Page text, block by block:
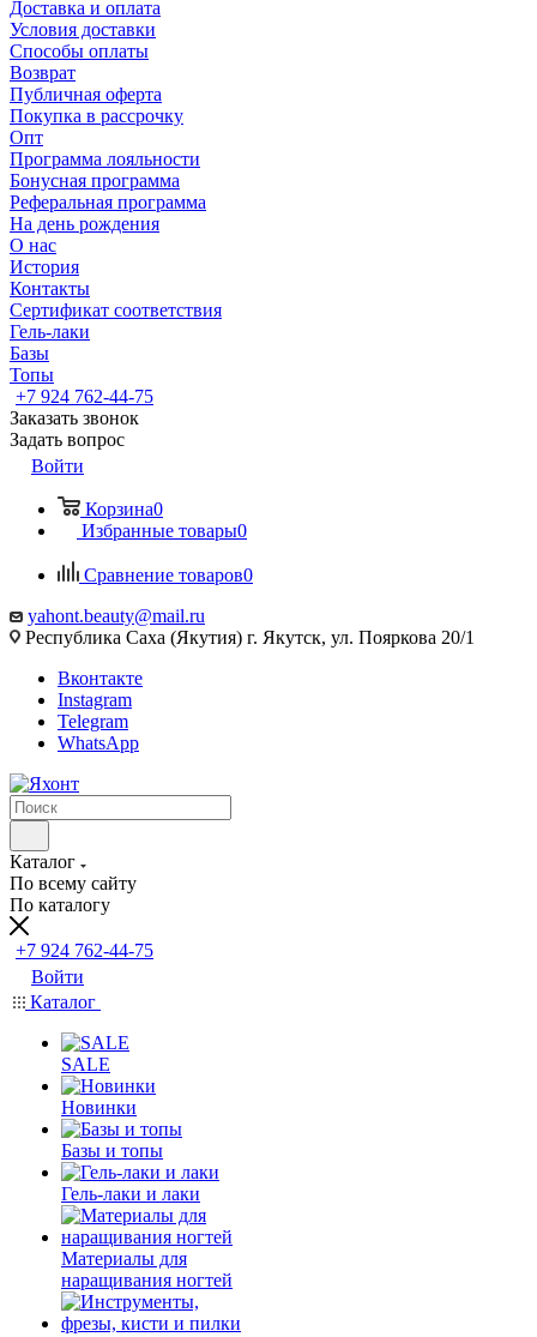
Доставка и оплата
Условия доставки
Способы оплаты
Возврат
Публичная оферта
Покупка в рассрочку
Опт
Программа лояльности
Бонусная программа
Реферальная программа
На день рождения
О нас
История
Контакты
Сертификат соответствия
Гель-лаки
Базы
Топы
+7 924 762-44-75
Заказать звонок
Задать вопрос
Войти
Корзина0
Избранные товары0
Сравнение товаров0
yahont.beauty@mail.ru
Республика Саха (Якутия) г. Якутск, ул. Пояркова 20/1
Вконтакте
Instagram
Telegram
WhatsApp
Каталог
По всему сайту
По каталогу
+7 924 762-44-75
Войти
Каталог
SALE
Новинки
Базы и топы
Гель-лаки и лаки
Материалы для
наращивания ногтей